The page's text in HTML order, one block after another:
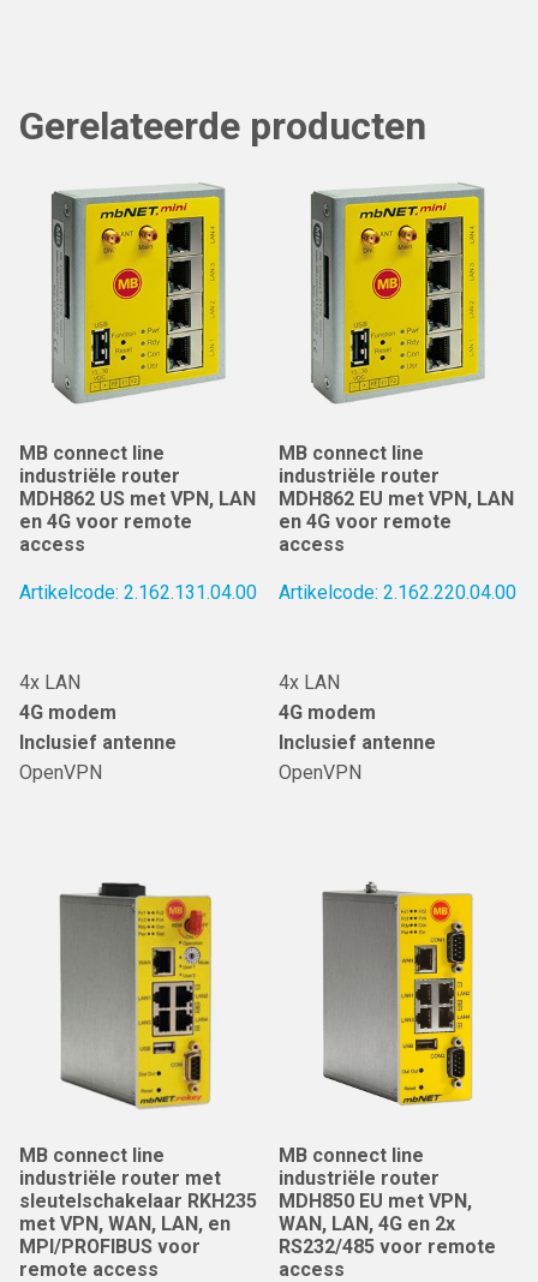
Gerelateerde producten
MB connect line
industriële router
MDH862 US met VPN, LAN
en 4G voor remote
access
Artikelcode: 2.162.131.04.00
4x LAN
4G modem
Inclusief antenne
OpenVPN
MB connect line
industriële router
MDH862 EU met VPN, LAN
en 4G voor remote
access
Artikelcode: 2.162.220.04.00
4x LAN
4G modem
Inclusief antenne
OpenVPN
MB connect line
industriële router met
sleutelschakelaar RKH235
met VPN, WAN, LAN, en
MPI/PROFIBUS voor
remote access
MB connect line
industriële router
MDH850 EU met VPN,
WAN, LAN, 4G en 2x
RS232/485 voor remote
access